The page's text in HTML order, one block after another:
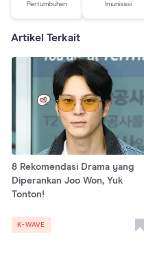
Pertumbuhan Imunisasi
Artikel Terkait
8 Rekomendasi Drama yang
Diperankan Joo Won, Yuk
Tonton!
K-WAVE